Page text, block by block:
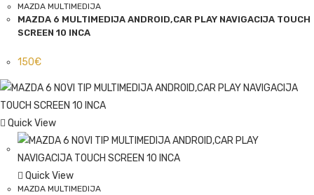
MAZDA MULTIMEDIJA
MAZDA 6 MULTIMEDIJA ANDROID,CAR PLAY NAVIGACIJA TOUCH
SCREEN 10 INCA
150€
Quick View
Quick View
MAZDA MULTIMEDIJA